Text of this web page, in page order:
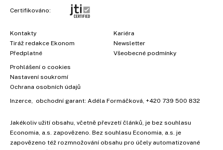
Certifikováno:
Kontakty
Tiráž redakce Ekonom
Předplatné
Kariéra
Newsletter
Všeobecné podmínky
Prohlášení o cookies
Nastavení soukromí
Ochrana osobních údajů
Inzerce , obchodní garant: Adéla Formáčková +420 739 500 832
Jakékoliv užití obsahu, včetně převzetí článků, je bez souhlasu
Economia, a.s. zapovězeno. Bez souhlasu Economia, a.s. je
zapovězeno též rozmnožování obsahu pro účely automatizované